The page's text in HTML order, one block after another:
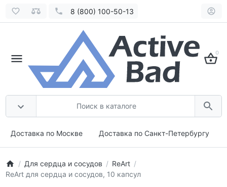
8 (800) 100-50-13
0
Доставка по Москве Доставка по Санкт-Петербургу
Для сердца и сосудов
ReArt
ReArt для сердца и сосудов, 10 капсул